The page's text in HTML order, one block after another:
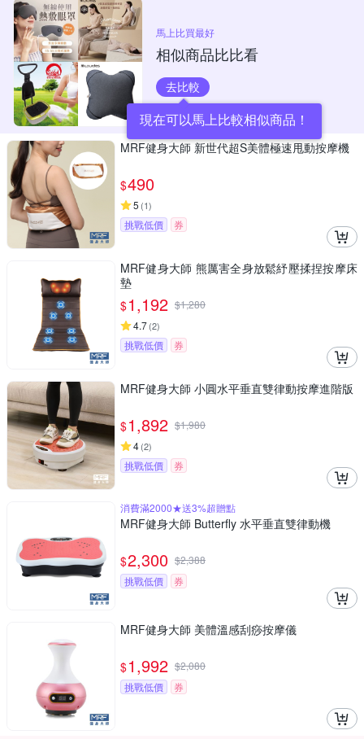
馬上比買最好
相似商品比比看
去比較
現在可以馬上比較相似商品！
MRF健身大師 新世代超S美體極速甩動按摩機
$490
5 (1)
挑戰低價 券
MRF健身大師 熊厲害全身放鬆紓壓揉捏按摩床
墊
$1,192 $1,280
4.7(2)
挑戰低價 券
MRF健身大師 ⼩圓⽔平垂直雙律動按摩進階版
$1,892 $1,980
4(2)
挑戰低價 券
消費滿2000★送3%超贈點
MRF健身大師 Butterfly ⽔平垂直雙律動機
$2,300 $2,388
挑戰低價
券
MRF健身大師 美體溫感刮痧按摩儀
$1,992 $2,080
挑戰低價
券